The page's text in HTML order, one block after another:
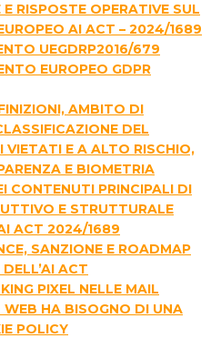
RISPOSTE OPERATIVE SUL
AI ACT – 2024/1689
UEGDRP2016/679
EUROPEO GDPR
AMBITO DI
DEL
VIETATI E A ALTO RISCHIO,
E BIOMETRIA
CONTENUTI PRINCIPALI DI
E STRUTTURALE
ACT 2024/1689
SANZIONE E ROADMAP
ACT
PIXEL NELLE MAIL
WEB HA BISOGNO DI UNA
POLICY